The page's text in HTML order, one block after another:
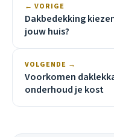
← VORIGE
Dakbedekking
jouw huis?
VOLGENDE →
Voorkomen
onderhoud je kost